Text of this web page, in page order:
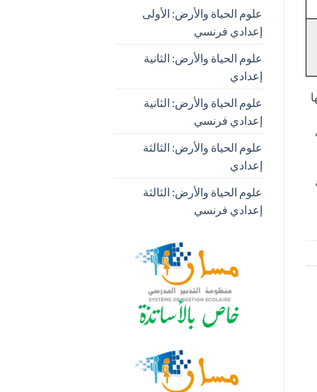
علوم الحياة والأرض: الأولى
إعدادي فرنسي
علوم الحياة والأرض: الثانية
إعدادي
علوم الحياة والأرض: الثانية
إعدادي فرنسي
علوم الحياة والأرض: الثالثة
إعدادي
علوم الحياة والأرض: الثالثة
إعدادي فرنسي